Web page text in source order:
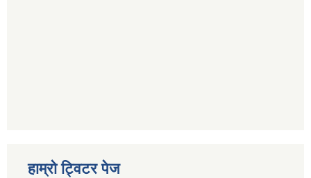
हाम्राे ट्विटर पेज